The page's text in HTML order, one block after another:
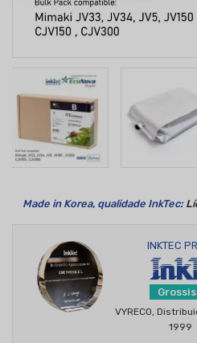
Made in Korea, qualidade InkTec:
INKTEC
VYRECO,
1999